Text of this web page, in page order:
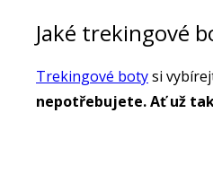
Jaké trekingové
Trekingové botysi
nepotřebujete. Ať už